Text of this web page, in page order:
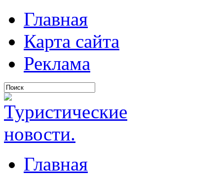
Главная
Карта сайта
Реклама
Главная